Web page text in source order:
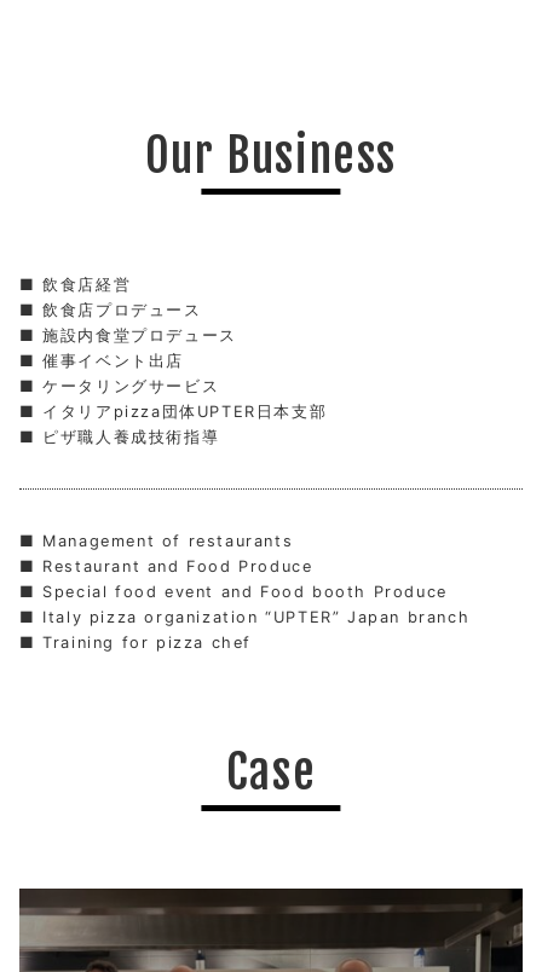
Our Business
飲食店経営
飲食店プロデュース
施設内食堂プロデュース
催事イベント出店
ケータリングサービス
イタリアpizza団体UPTER日本支部
ピザ職人養成技術指導
Management of restaurants
Restaurant and Food Produce
Special food event and Food booth Produce
Italy pizza organization “UPTER” Japan branch
Training for pizza chef
Case